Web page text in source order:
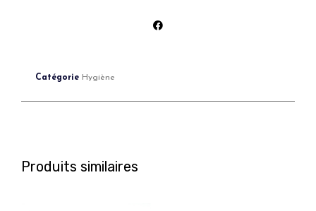
Catégorie Hygiène
Produits similaires